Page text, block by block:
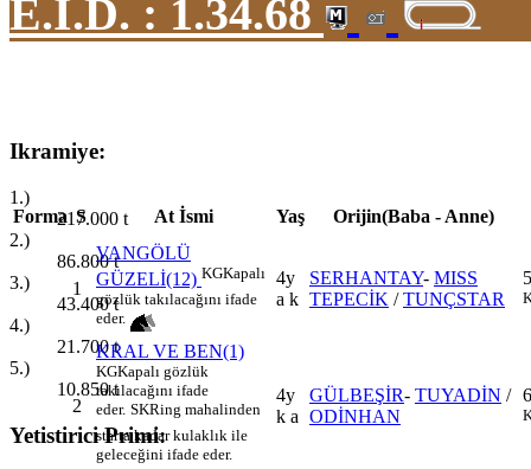
E.İ.D. : 1.34.68
Ikramiye:
1.)
217.000 t
2.)
86.800t
3.)
43.400t
4.)
21.700t
5.)
10.850t
Yetistirici Primi:
Forma S At İsmi Yaş Orijin(Baba - Anne)
1
VANGÖLÜ
GÜZELİ(12) KGKapalı
gözlük takılacağını ifade
eder.
4y
a k
SERHANTAY- MISS
TEPECİK /TUNÇSTAR
2
KRAL VE BEN(1)
KGKapalı gözlük
takılacağını ifade
eder. SKRing mahalinden
starta kadar kulaklık ile
geleceğini ifade eder.
4y
k a
GÜLBEŞİR- TUYADİN /
ODİNHAN